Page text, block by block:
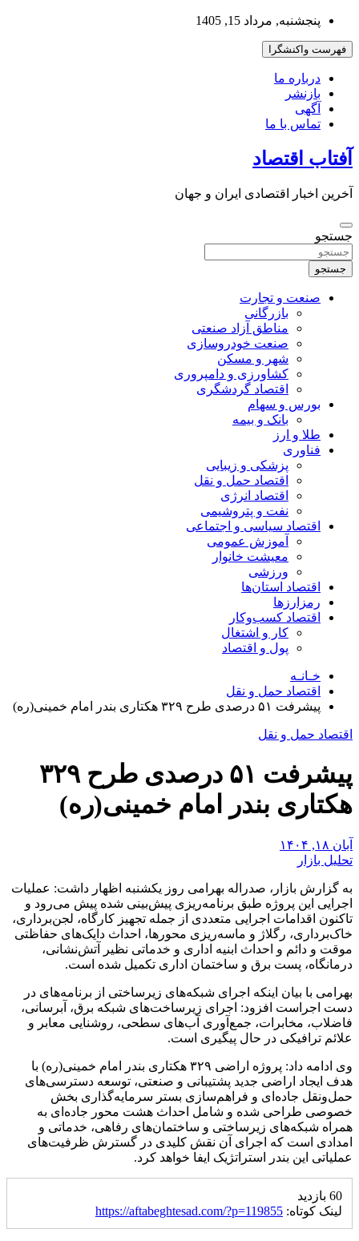
بروید
پنجشنبه, مرداد 15, 1405
فهرست واکنشگرا
درباره ما
بازنشر
آگهی
تماس با ما
آفتاب اقتصاد
آخرین اخبار اقتصادی ایران و جهان
جستجو
جستجو
صنعت و تجارت
بازرگانی
مناطق آزاد صنعتی
صنعت خودروسازی
شهر و مسکن
کشاورزی و دامپروری
اقتصاد گردشگری
بورس و سهام
بانک و بیمه
طلا و ارز
فناوری
پزشکی و زیبایی
اقتصاد حمل و نقل
اقتصاد انرژی
نفت و پتروشیمی
اقتصاد سیاسی و اجتماعی
آموزش عمومی
معیشت خانوار
ورزشی
اقتصاد استان‌ها
رمزارزها
اقتصاد کسب‌و‌کار
کار و اشتغال
پول و اقتصاد
خـانـه
اقتصاد حمل و نقل
پیشرفت ۵۱ درصدی طرح ۳۲۹ هکتاری بندر امام خمینی(ره)
اقتصاد حمل و نقل
پیشرفت ۵۱ درصدی طرح ۳۲۹
هکتاری بندر امام خمینی(ره)
آبان ۱۸, ۱۴۰۴
تحلیل بازار
به گزارش بازار، صدراله بهرامی روز یکشنبه اظهار داشت: عملیات
اجرایی این پروژه طبق برنامه‌ریزی پیش‌بینی شده پیش می‌رود و
تاکنون اقدامات اجرایی متعددی از جمله تجهیز کارگاه، لجن‌برداری،
خاک‌برداری، رگلاژ و ماسه‌ریزی محورها، احداث دایک‌های حفاظتی
موقت و دائم و احداث ابنیه اداری و خدماتی نظیر آتش‌نشانی،
درمانگاه، پست برق و ساختمان اداری تکمیل شده است.
بهرامی با بیان اینکه اجرای شبکه‌های زیرساختی از برنامه‌های در
دست اجراست افزود: اجرای زیرساخت‌های شبکه برق، آبرسانی،
فاضلاب، مخابرات، جمع‌آوری آب‌های سطحی، روشنایی معابر و
علائم ترافیکی در حال پیگیری است.
وی ادامه داد: پروژه اراضی ۳۲۹ هکتاری بندر امام خمینی(ره) با
هدف ایجاد اراضی جدید پشتیبانی و صنعتی، توسعه دسترسی‌های
حمل‌ونقل جاده‌ای و فراهم‌سازی بستر سرمایه‌گذاری بخش
خصوصی طراحی شده و شامل احداث هشت محور جاده‌ای به
همراه شبکه‌های زیرساختی و ساختمان‌های رفاهی، خدماتی و
امدادی است که اجرای آن نقش کلیدی در گسترش ظرفیت‌های
عملیاتی این بندر استراتژیک ایفا خواهد کرد.
60 بازدید
لینک کوتاه: https://aftabeghtesad.com/?p=119855